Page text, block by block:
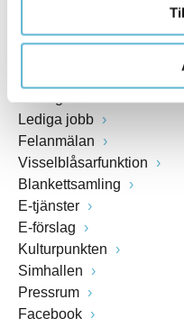
Öppettider växel och
Lediga jobb
Felanmälan
Visselblåsarfunktion
Blankettsamling
E-tjänster
E-förslag
Kulturpunkten
Simhallen
Pressrum
Facebook